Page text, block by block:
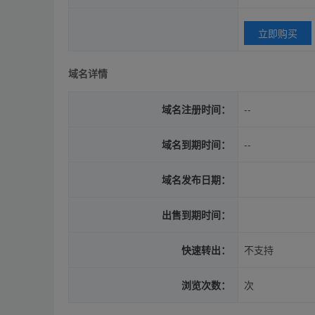
立即购买
域名详情
域名注册时间： --
域名到期时间： --
域名发布日期：
出售到期时间：
快速转出： 不支持
浏览次数： 次